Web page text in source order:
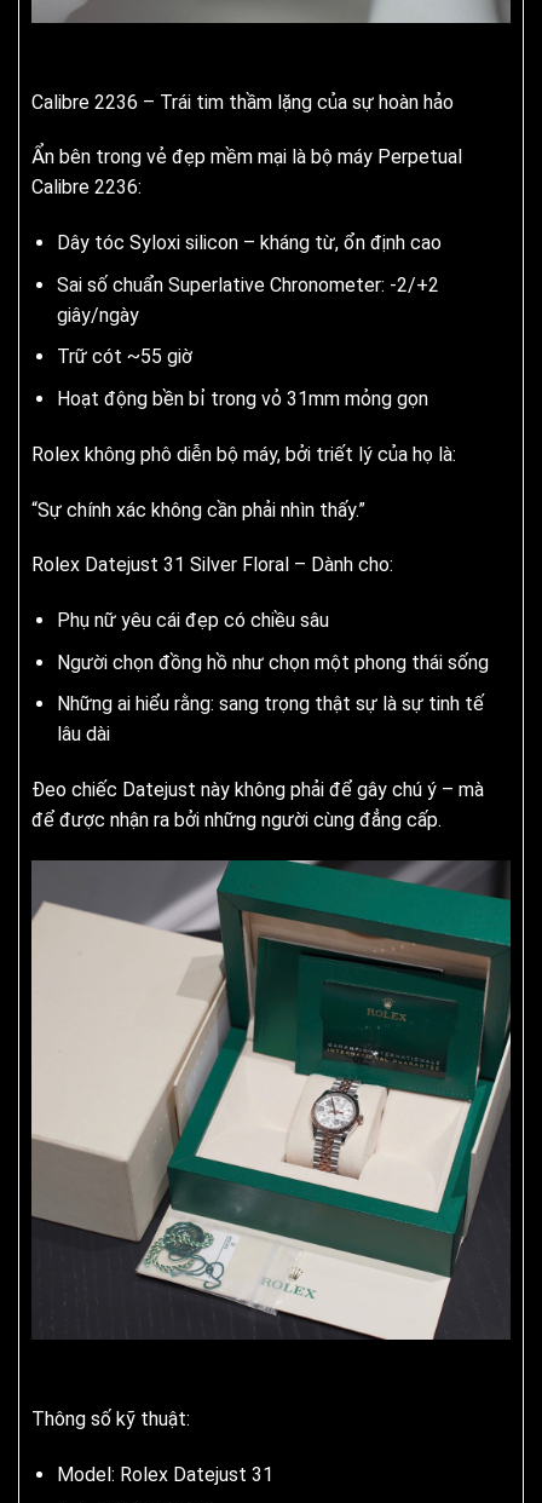
Calibre 2236 – Trái tim thầm lặng của sự hoàn hảo
Ẩn bên trong vẻ đẹp mềm mại là bộ máy Perpetual
Calibre 2236:
Dây tóc Syloxi silicon – kháng từ, ổn định cao
Sai số chuẩn Superlative Chronometer: -2/+2
giây/ngày
Trữ cót ~55 giờ
Hoạt động bền bỉ trong vỏ 31mm mỏng gọn
Rolex không phô diễn bộ máy, bởi triết lý của họ là:
“Sự chính xác không cần phải nhìn thấy.”
Rolex Datejust 31 Silver Floral – Dành cho:
Phụ nữ yêu cái đẹp có chiều sâu
Người chọn đồng hồ như chọn một phong thái sống
Những ai hiểu rằng: sang trọng thật sự là sự tinh tế
lâu dài
Đeo chiếc Datejust này không phải để gây chú ý – mà
để được nhận ra bởi những người cùng đẳng cấp.
Thông số kỹ thuật:
Model: Rolex Datejust 31